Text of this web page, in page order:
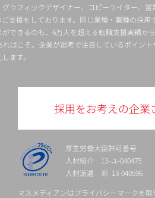
ラフィックデザイナー、コピーライター、営
支援をしております。同じ業種・職種の採用
できるのも、6万人を超える転職支援実績か
ばこそ。企業が選考で注目しているポイント
ます。
採用をお考えの企業
厚生労働大臣許可番号
人材紹介 13-ユ-040475
人材派遣 派 13-040596
マスメディアンはプライバシーマークを取